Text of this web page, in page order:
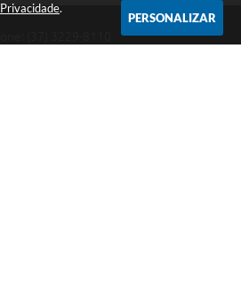
Privacidade.
PERSONALIZAR